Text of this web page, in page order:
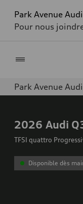
Park Avenue Audi
Pour nous
Park Avenue Audi
2026 Audi
TFSI quattro
Disponible dès